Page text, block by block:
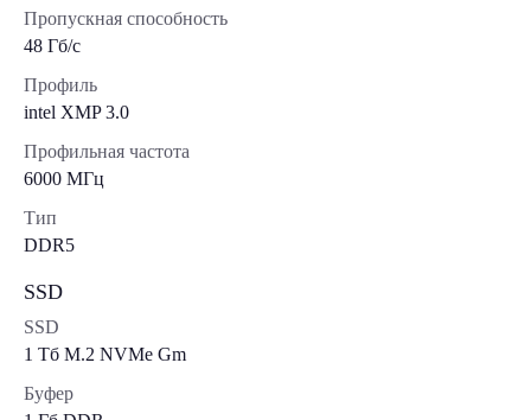
Пропускная способность
48 Гб/с
Профиль
intel XMP 3.0
Профильная частота
6000 МГц
Тип
DDR5
SSD
SSD
1 Tб M.2 NVMe Gm
Буфер